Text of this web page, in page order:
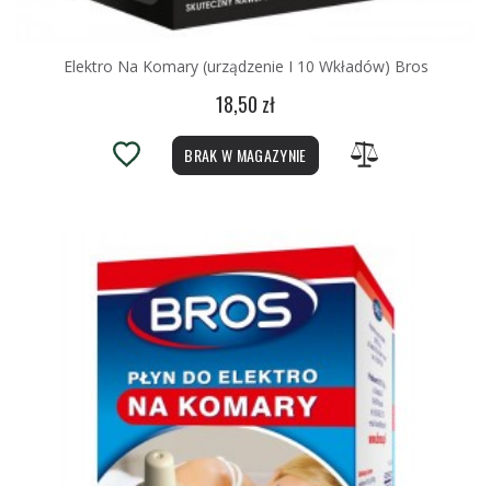
Elektro Na Komary (urządzenie I 10 Wkładów) Bros
18,50 zł
BRAK W MAGAZYNIE